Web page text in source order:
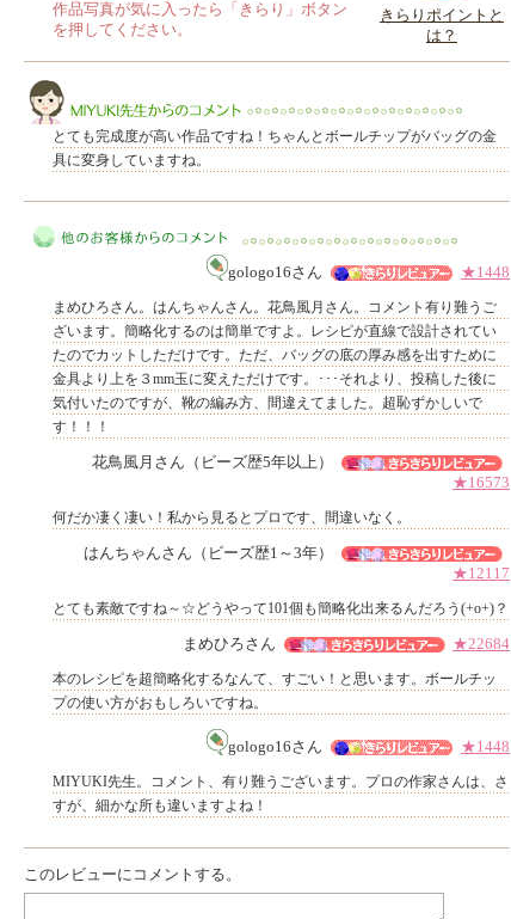
このレビューは参考になりましたか？
作品写真が気に入ったら「きらり」ボタン
を押してください。
きらりポイントと
は？
MIYUKI先生からのコメント
とても完成度が高い作品ですね！ちゃんとボールチップがバッグの金
具に変身していますね。
他のお客様からのコメント
gologo16さん ★1448
まめひろさん。はんちゃんさん。花鳥風月さん。コメント有り難うご
ざいます。簡略化するのは簡単ですよ。レシピが直線で設計されてい
たのでカットしただけです。ただ、バッグの底の厚み感を出すために
金具より上を３mm玉に変えただけです。･･･それより、投稿した後に
気付いたのですが、靴の編み方、間違えてました。超恥ずかしいで
す！！！
花鳥風月さん（ビーズ歴5年以上）
★16573
何だか凄く凄い！私から見るとプロです、間違いなく。
はんちゃんさん（ビーズ歴1～3年）
★12117
とても素敵ですね～☆どうやって101個も簡略化出来るんだろう(+o+)？
まめひろさん ★22684
本のレシピを超簡略化するなんて、すごい！と思います。ボールチッ
プの使い方がおもしろいですね。
gologo16さん ★1448
MIYUKI先生。コメント、有り難うございます。プロの作家さんは、さ
すが、細かな所も違いますよね！
このレビューにコメントする。